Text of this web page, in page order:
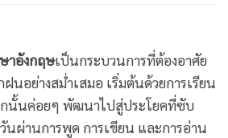
าอังกฤษเป็นกระบวนการที่ต้องอาศัย
นอย่างสม่ำเสมอ เริ่มต้นด้วยการเรียน
กนั้นค่อยๆ พัฒนาไปสู่ประโยคที่ซับ
ผ่านการพูด การเขียน และการอ่าน